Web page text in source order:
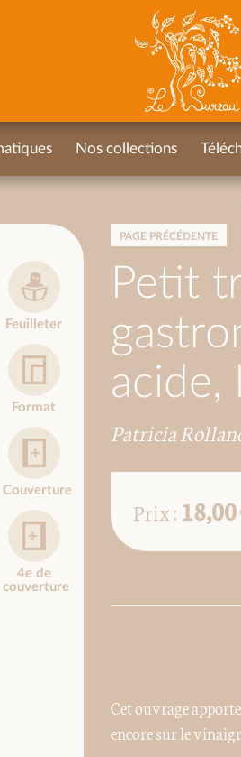
PAGE PRÉCÉDENTE
Petit
acide,
Patricia
Feuilleter
Format
Couverture
4e de
couverture
Prix :
Cet ouvrage
encore sur le
Nos collections